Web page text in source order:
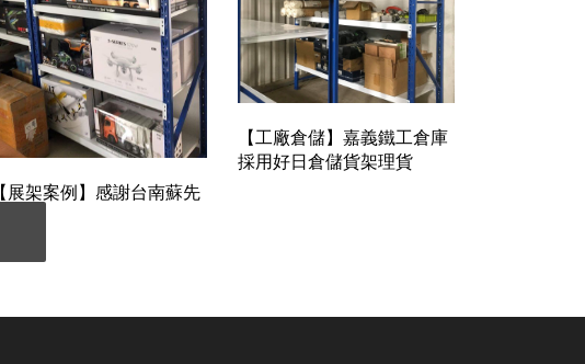
【展架案例】感謝台南蘇先
【工廠倉儲】嘉義鐵工倉庫
採用好日倉儲貨架理貨